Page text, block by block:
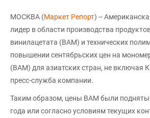
МОСКВА (Маркет Репорт) --
лидер в области производства
винилацетата (ВАМ) и технических
повышении сентябрьских цен на
(ВАМ) для азиатских стран, не включая
пресс-служба компании.
Таким образом, цены ВАМ были подняты
года или согласно условиям текущих